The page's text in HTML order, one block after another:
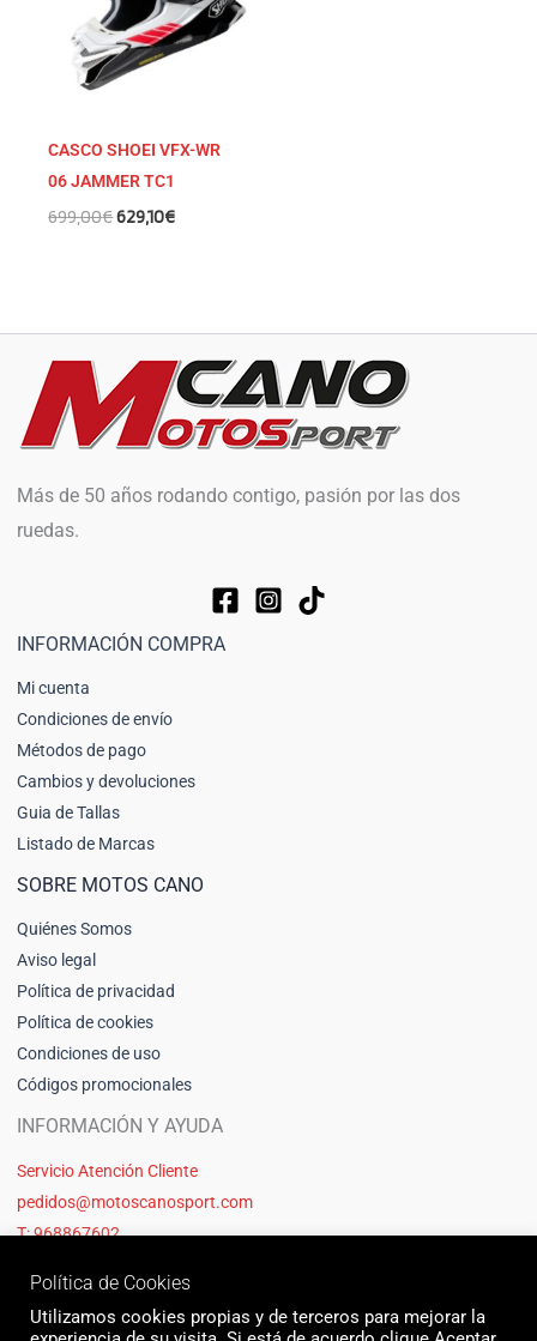
CASCO SHOEI VFX-WR
06 JAMMER TC1
699,00€629,10€
Más de 50 años rodando contigo, pasión por las dos
ruedas.
INFORMACIÓN COMPRA
Mi cuenta
Condiciones de envío
Métodos de pago
Cambios y devoluciones
Guia de Tallas
Listado de Marcas
SOBRE MOTOS CANO
Quiénes Somos
Aviso legal
Política de privacidad
Política de cookies
Condiciones de uso
Códigos promocionales
INFORMACIÓN Y AYUDA
Servicio Atención Cliente
pedidos@motoscanosport.com
T: 968867602
Política de Cookies
Utilizamos cookies propias y de terceros para mejorar la